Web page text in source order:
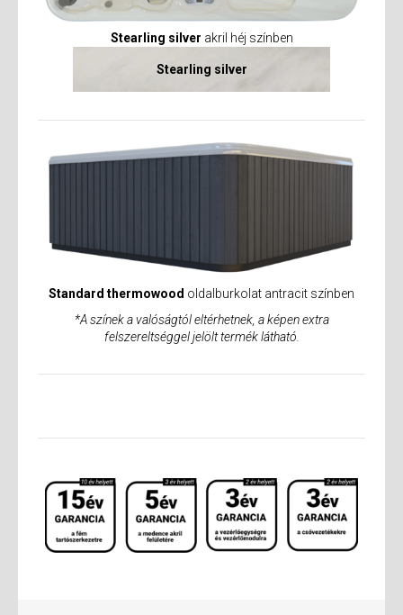
Stearling silver akril héj színben
Stearling silver
Standard thermowood oldalburkolat antracit színben
*A színek a valóságtól eltérhetnek, a képen extra
felszereltséggel jelölt termék látható.